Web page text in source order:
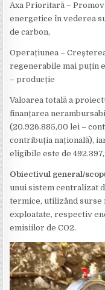
Axa Prioritară –
energetice în vederea
de carbon,
Operațiunea –
regenerabile mai puțin
– producție
Valoarea totală a
finanțarea
(20.926.885,00 lei –
contribuția națională),
eligibile este de
Obiectivul general/
unui sistem centralizat
termice, utilizând surse
exploatate, respectiv
emisiilor de CO2.